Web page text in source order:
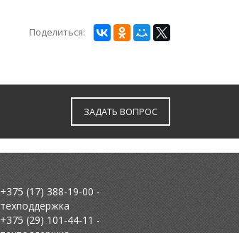
Поделиться:
ЗАДАТЬ ВОПРОС
+375 (17) 388-19-00 -
техподдержка
+375 (29) 101-44-11 -